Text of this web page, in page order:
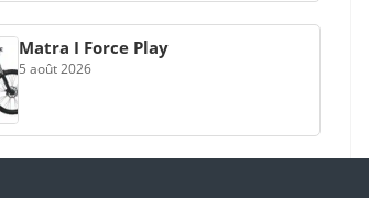
Matra I Force Play
5 août 2026